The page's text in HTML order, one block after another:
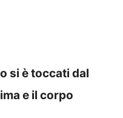
si è toccati dal
e il corpo